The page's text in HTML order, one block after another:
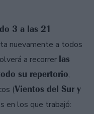
3 a las 21
nuevamente a todos
a recorrer las
su repertorio,
(Vientos del Sur y
en los que trabajó: